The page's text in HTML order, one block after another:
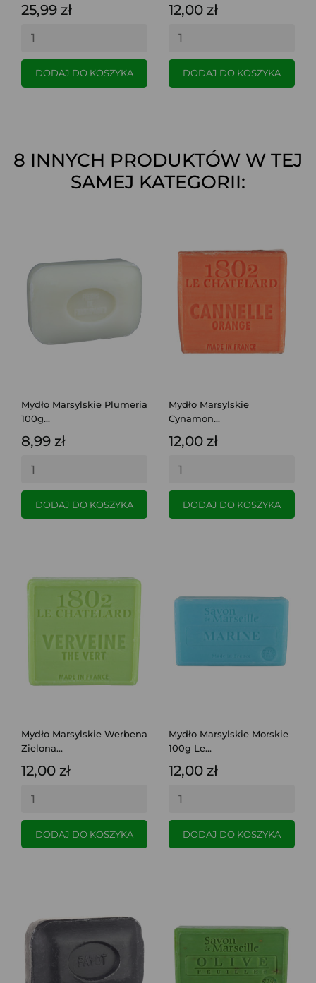
25,99 zł
DODAJ DO KOSZYKA
12,00 zł
DODAJ DO KOSZYKA
8 INNYCH PRODUKTÓW W TEJ
SAMEJ KATEGORII:
Mydło Marsylskie Plumeria
100g...
8,99 zł
DODAJ DO KOSZYKA
Mydło Marsylskie
Cynamon...
12,00 zł
DODAJ DO KOSZYKA
Mydło Marsylskie Werbena
Zielona...
12,00 zł
DODAJ DO KOSZYKA
Mydło Marsylskie Morskie
100g Le...
12,00 zł
DODAJ DO KOSZYKA